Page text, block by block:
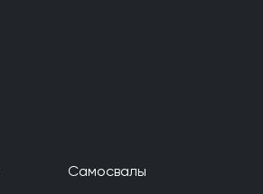
Самосвалы